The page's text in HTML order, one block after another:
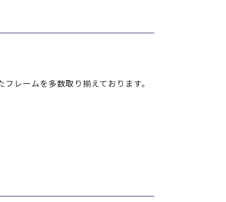
レームを多数取り揃えております。